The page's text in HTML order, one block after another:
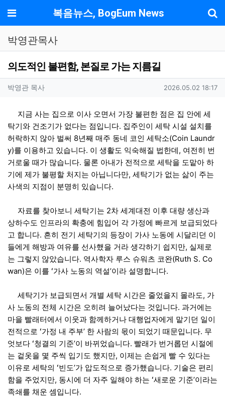
메뉴 복음뉴스, BogEum News
박영관목사
의도적인 불편함, 본질로 가는 지름길
작성자 정보
박영관 목사작성 작성일
2026.05.02 18:17
컨텐츠 정보
본문지금 사는 집으로 이사 오면서 가장 불편한 점은 집 안에 세
탁기와 건조기가 없다는 점입니다. 집주인이 세탁 시설 설치를
허락하지 않아 벌써 8년째 매주 동네 코인 세탁소(Coin Laundr
y)를 이용하고 있습니다. 이 생활도 익숙해질 법한데, 여전히 번
거로울 때가 많습니다. 물론 아내가 전적으로 세탁을 도맡아 하
기에 제가 불평할 처지는 아닙니다만, 세탁기가 없는 삶이 주는
사색의 지점이 분명히 있습니다.
자료를 찾아보니 세탁기는 2차 세계대전 이후 대량 생산과
상하수도 인프라의 확충에 힘입어 각 가정에 빠르게 보급되었다
고 합니다. 흔히 전기 세탁기의 등장이 가사 노동에 시달리던 이
들에게 해방과 여유를 선사했을 거라 생각하기 쉽지만, 실제로
는 그렇지 않았습니다. 역사학자 루스 슈워츠 코완(Ruth S. Co
wan)은 이를 ʻ가사 노동의 역설’이라 설명합니다.
세탁기가 보급되면서 개별 세탁 시간은 줄었을지 몰라도, 가
사 노동의 전체 시간은 오히려 늘어났다는 것입니다. 과거에는
마을 빨래터에서 이웃과 함께하거나 대행업자에게 맡기던 일이
전적으로 ʻ가정 내 주부’ 한 사람의 몫이 되었기 때문입니다. 무
엇보다 ʻ청결의 기준’이 바뀌었습니다. 빨래가 번거롭던 시절에
는 겉옷을 몇 주씩 입기도 했지만, 이제는 손쉽게 빨 수 있다는
이유로 세탁의 ʻ빈도’가 압도적으로 증가했습니다. 기술은 편리
함을 주었지만, 동시에 더 자주 일해야 하는 ʻ새로운 기준’이라는
족쇄를 채운 셈입니다.